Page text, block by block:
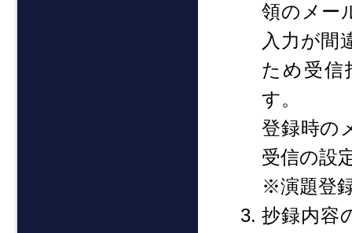
領のメー
入力が間
ため受信
す。
登録時の
受信の設
※演題登
抄録内容